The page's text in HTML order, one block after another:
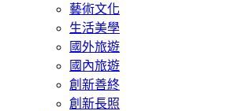
藝術文化
生活美學
國外旅遊
國內旅遊
創新善終
創新長照